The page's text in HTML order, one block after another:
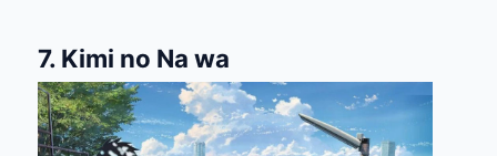
7. Kimi no Na wa